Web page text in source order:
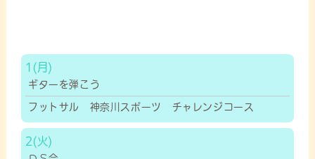
1
ギターを弾こう
フットサル 神奈川スポーツ チャレンジコース
2